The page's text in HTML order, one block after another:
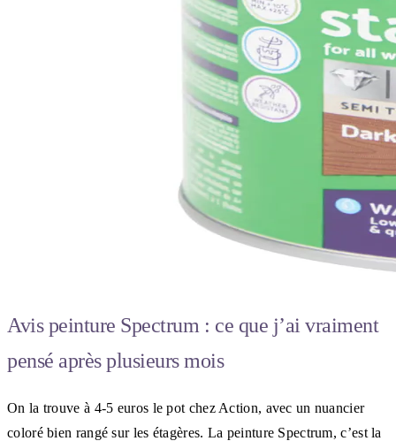
Avis peinture Spectrum : ce que j’ai vraiment
pensé après plusieurs mois
On la trouve à 4-5 euros le pot chez Action, avec un nuancier
coloré bien rangé sur les étagères. La peinture Spectrum, c’est la